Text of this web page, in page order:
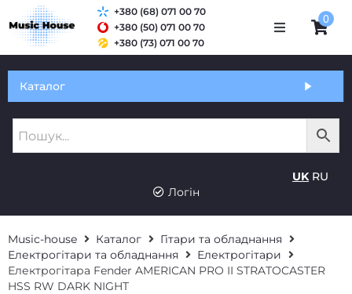
Оплата і доставка
+380 (68) 071 00 70
+380 (50) 071 00 70
+380 (73) 071 00 70
0
Каталог
UK RU
Логін
Music-house Каталог
Гітари та обладнання
Електрогітари та обладнання
Електрогітари
Електрогітара Fender AMERICAN PRO II STRATOCASTER
HSS RW DARK NIGHT